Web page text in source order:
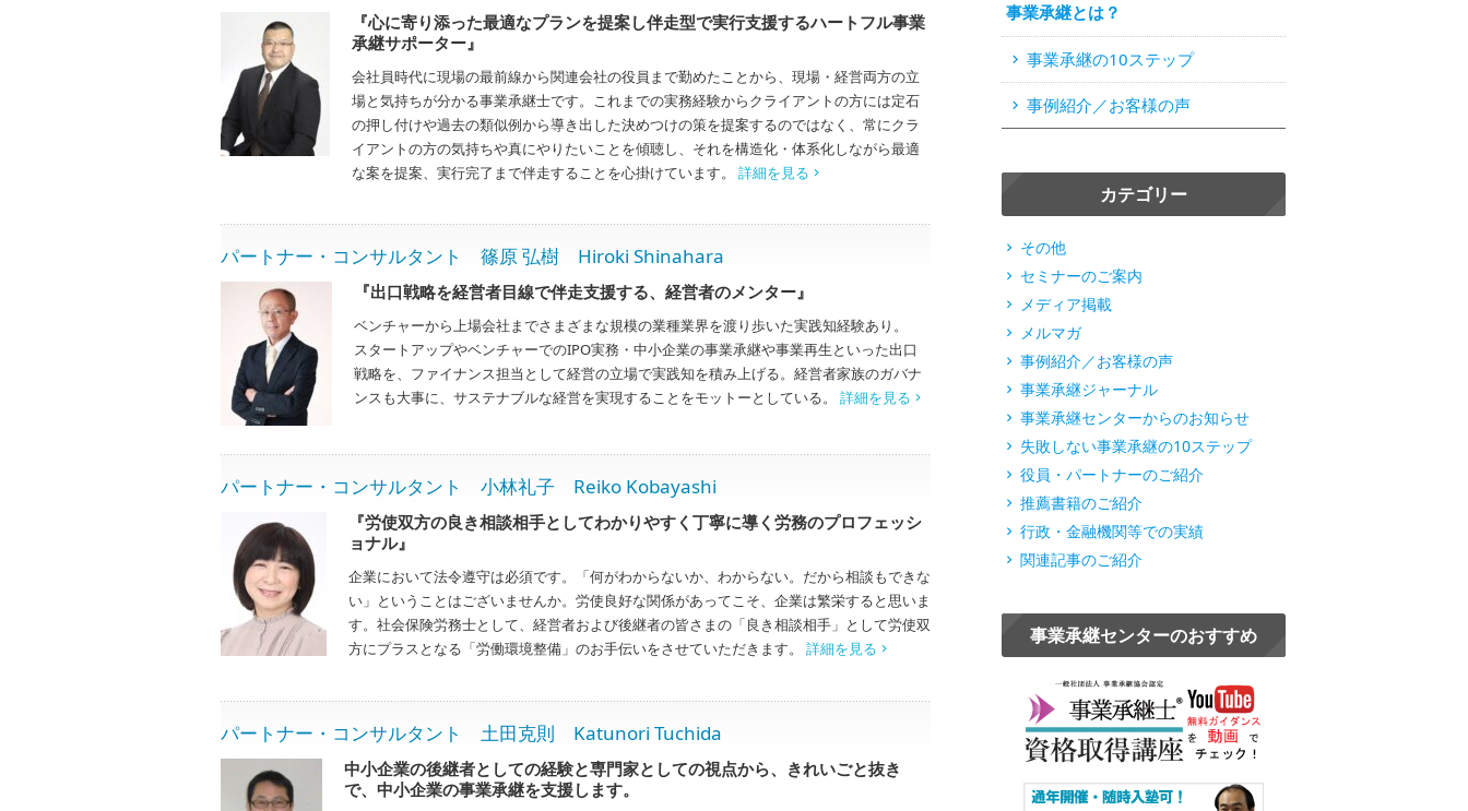
『心に寄り添った最適なプランを提案し伴走型で実行支援するハートフル事業
承継サポーター』
会社員時代に現場の最前線から関連会社の役員まで勤めたことから、現場・経営両方の立
場と気持ちが分かる事業承継士です。これまでの実務経験からクライアントの方には定石
の押し付けや過去の類似例から導き出した決めつけの策を提案するのではなく、常にクラ
イアントの方の気持ちや真にやりたいことを傾聴し、それを構造化・体系化しながら最適
な案を提案、実行完了まで伴走することを心掛けています。 詳細を見る
パートナー・コンサルタント 篠原 弘樹 Hiroki Shinahara
『出口戦略を経営者目線で伴走支援する、経営者のメンター』
ベンチャーから上場会社までさまざまな規模の業種業界を渡り歩いた実践知経験あり。
スタートアップやベンチャーでのIPO実務・中小企業の事業承継や事業再生といった出口
戦略を、ファイナンス担当として経営の立場で実践知を積み上げる。経営者家族のガバナ
ンスも大事に、サステナブルな経営を実現することをモットーとしている。 詳細を見る
パートナー・コンサルタント 小林礼子 Reiko Kobayashi
『労使双方の良き相談相手としてわかりやすく丁寧に導く労務のプロフェッシ
ョナル』
企業において法令遵守は必須です。「何がわからないか、わからない。だから相談もできな
い」ということはございませんか。労使良好な関係があってこそ、企業は繁栄すると思いま
す。社会保険労務士として、経営者および後継者の皆さまの「良き相談相手」として労使双
方にプラスとなる「労働環境整備」のお手伝いをさせていただきます。 詳細を見る
パートナー・コンサルタント 土田克則 Katunori Tuchida
中小企業の後継者としての経験と専門家としての視点から、きれいごと抜き
で、中小企業の事業承継を支援します。
事業承継とは？
事業承継の10ステップ
事例紹介／お客様の声
カテゴリー
その他
セミナーのご案内
メディア掲載
メルマガ
事例紹介／お客様の声
事業承継ジャーナル
事業承継センターからのお知らせ
失敗しない事業承継の10ステップ
役員・パートナーのご紹介
推薦書籍のご紹介
行政・金融機関等での実績
関連記事のご紹介
事業承継センターのおすすめ